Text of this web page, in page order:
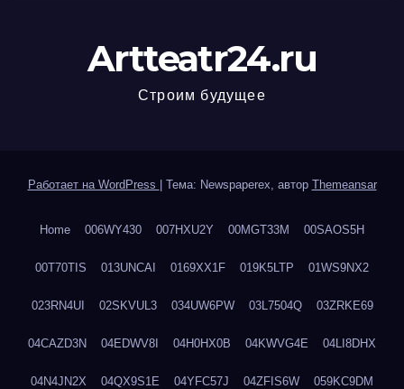
Artteatr24.ru
Строим будущее
Работает на WordPress Тема: Newspaperex, автор Themeansar
Home 006WY430 007HXU2Y 00MGT33M 00SAOS5H
00T70TIS 013UNCAI 0169XX1F 019K5LTP 01WS9NX2
023RN4UI 02SKVUL3 034UW6PW 03L7504Q 03ZRKE69
04CAZD3N 04EDWV8I 04H0HX0B 04KWVG4E 04LI8DHX
04N4JN2X 04QX9S1E 04YFC57J 04ZFIS6W 059KC9DM